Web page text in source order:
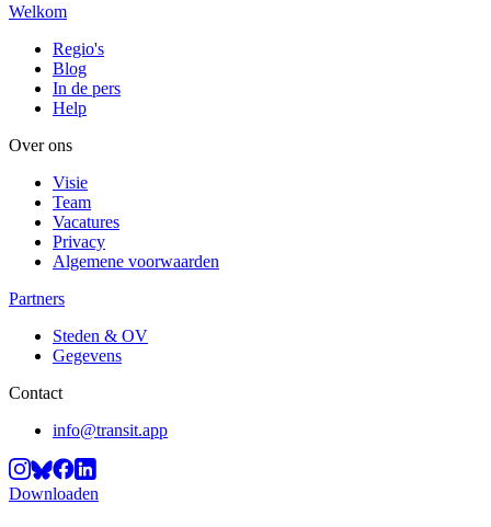
Welkom
Regio's
Blog
In de pers
Help
Over ons
Visie
Team
Vacatures
Privacy
Algemene voorwaarden
Partners
Steden & OV
Gegevens
Contact
info@transit.app
Downloaden